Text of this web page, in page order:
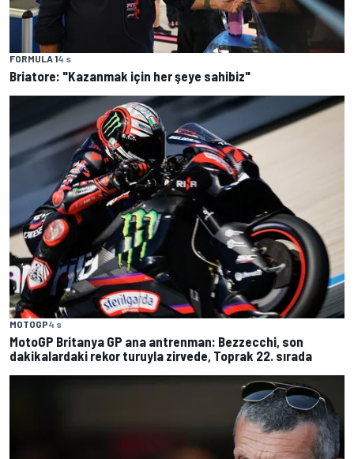
FORMULA 14 s
Briatore: "Kazanmak için her şeye sahibiz"
MOTOGP4 s
MotoGP Britanya GP ana antrenman: Bezzecchi, son
dakikalardaki rekor turuyla zirvede, Toprak 22. sırada